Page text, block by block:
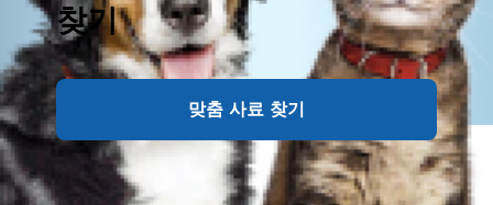
찾기
맞춤 사료 찾기